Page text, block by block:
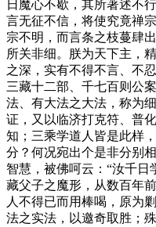
日魔心不歇，其所著述不
言无征不信，将使究竟禅
宗不明，而言条之枝蔓肆
所关非细。朕为天下主，
之深，实有不得不言、不
三藏十二部、千七百则公
法、有大法之大法，称为
证，又以临济打克符、普
知；三乘学道人皆是此样
分？何况宛出个是非分别
智慧，被佛呵云：“汝千
藏父子之魔形，从数百年
人不得已而用棒喝，原为
法之实法，以邀奇取胜；